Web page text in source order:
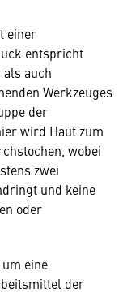
einer
entspricht
auch
Werkzeuges
der
wird Haut zum
wobei
zwei
und keine
oder
eine
der